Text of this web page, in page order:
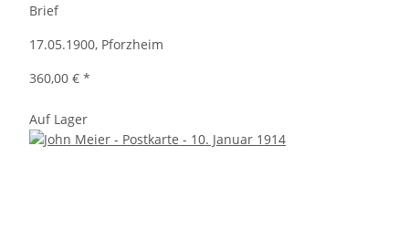
Brief
17.05.1900, Pforzheim
360,00 € *
Auf Lager